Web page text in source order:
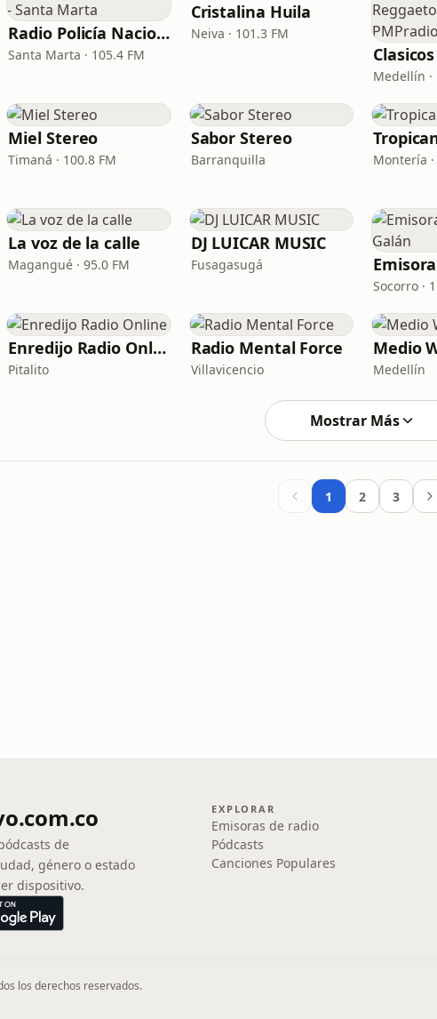
Radio Policía Nacional - Santa Marta
Santa Marta · 105.4 FM
Cristalina Huila
Neiva · 101.3 FM
Medellín ·
Miel Stereo
Timaná · 100.8 FM
Sabor Stereo
Barranquilla Montería
La voz de la calle
Magangué · 95.0 FM
DJ LUICAR MUSIC
Fusagasugá
Socorro ·
Enredijo Radio Online
Pitalito
Radio Mental Force
Villavicencio
Medio
Medellín
Mostrar Más
1 2 3
de
género o estado
dispositivo.
EXPLORAR
Emisoras de radio
Pódcasts
Canciones Populares
los derechos reservados.